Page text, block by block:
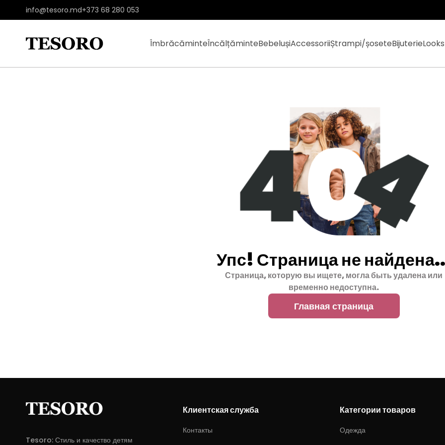
info@tesoro.md+373 68 280 053
ÎmbrăcăminteÎncălțăminteBebelușiAccessoriiȘtrampi/șoseteBijuterieLooks
Упс! Страница не
Страница, которую вы ищете, могла быть удалена или
временно недоступна.
Главная страница
Tesoro: Стиль и качество детям
Клиентская служба
Контакты
Категории товаров
Одежда